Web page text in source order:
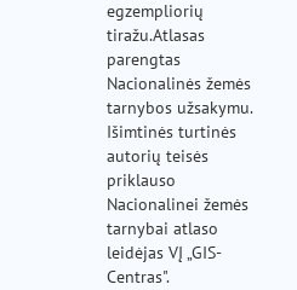
egzempliorių
tiražu.Atlasas
parengtas
Nacionalinės žemės
tarnybos užsakymu.
Išimtinės turtinės
autorių teisės
priklauso
Nacionalinei žemės
tarnybai atlaso
leidėjas VĮ „GIS-
Centras".